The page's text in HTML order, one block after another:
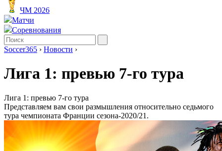
ЧМ 2026
Матчи
Соревнования
Soccer365 › Новости ›
Лига 1: превью 7-го тура
Лига 1: превью 7-го тура
Представляем вам свои размышления относительно седьмого
тура чемпионата Франции сезона-2020/21.